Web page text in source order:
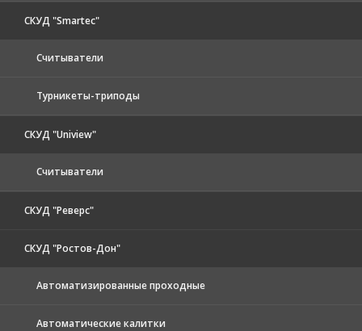
СКУД "Smartec"
Считыватели
Турникеты-триподы
СКУД "Uniview"
Считыватели
СКУД "Реверс"
СКУД "Ростов-Дон"
Автоматизированные проходные
Автоматические калитки